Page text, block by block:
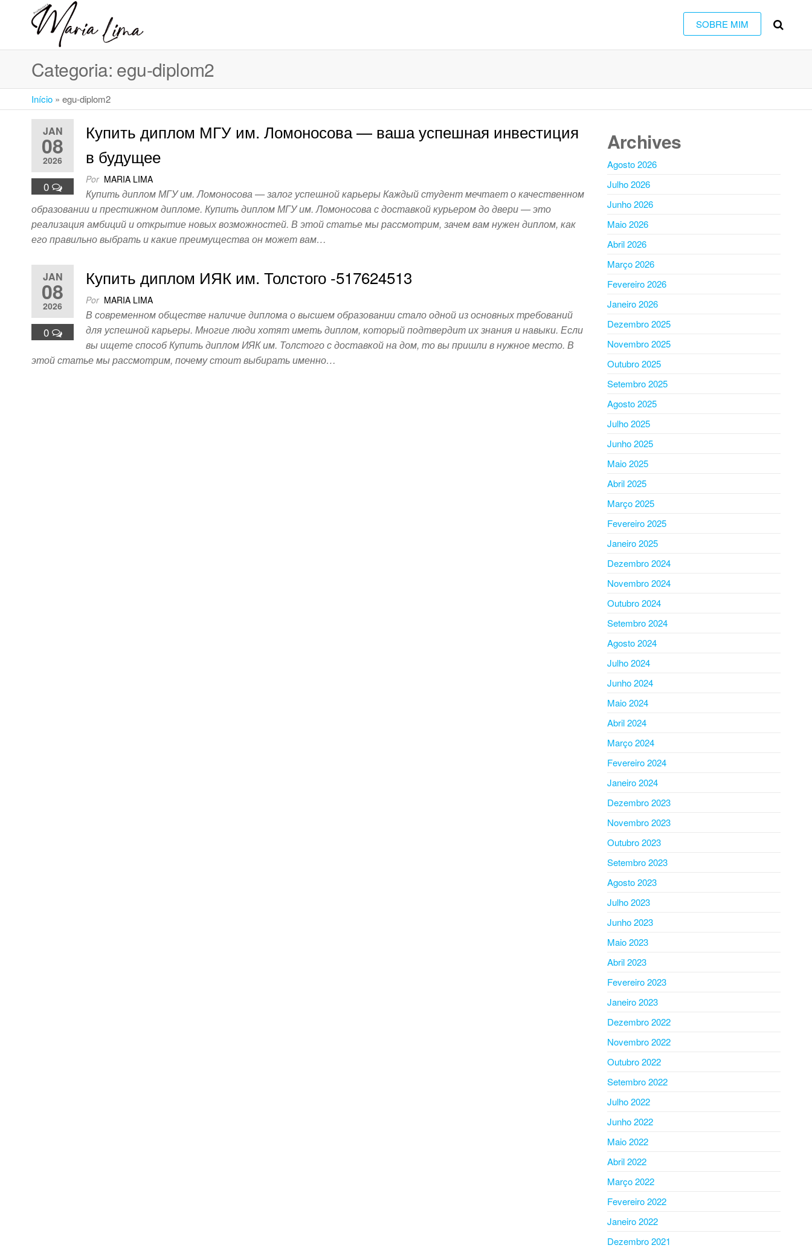
content
Maria Lima
faculdade
SOBRE MIM
Categoria: egu-diplom2
Início » egu-diplom2
JAN
08
2026
0
Купить диплом МГУ им. Ломоносова — ваша успешная инвестиция
в будущее
Por MARIA LIMA
Купить диплом МГУ им. Ломоносова — залог успешной карьеры Каждый студент мечтает о качественном
образовании и престижном дипломе. Купить диплом МГУ им. Ломоносова с доставкой курьером до двери — это
реализация амбиций и открытие новых возможностей. В этой статье мы рассмотрим, зачем вам нужен диплом, как
его правильно выбрать и какие преимущества он может вам…
JAN
08
2026
0
Купить диплом ИЯК им. Толстого -517624513
Por MARIA LIMA
В современном обществе наличие диплома о высшем образовании стало одной из основных требований
для успешной карьеры. Многие люди хотят иметь диплом, который подтвердит их знания и навыки. Если
вы ищете способ Купить диплом ИЯК им. Толстого с доставкой на дом, то вы пришли в нужное место. В
этой статье мы рассмотрим, почему стоит выбирать именно…
Archives
Agosto 2026
Julho 2026
Junho 2026
Maio 2026
Abril 2026
Março 2026
Fevereiro 2026
Janeiro 2026
Dezembro 2025
Novembro 2025
Outubro 2025
Setembro 2025
Agosto 2025
Julho 2025
Junho 2025
Maio 2025
Abril 2025
Março 2025
Fevereiro 2025
Janeiro 2025
Dezembro 2024
Novembro 2024
Outubro 2024
Setembro 2024
Agosto 2024
Julho 2024
Junho 2024
Maio 2024
Abril 2024
Março 2024
Fevereiro 2024
Janeiro 2024
Dezembro 2023
Novembro 2023
Outubro 2023
Setembro 2023
Agosto 2023
Julho 2023
Junho 2023
Maio 2023
Abril 2023
Fevereiro 2023
Janeiro 2023
Dezembro 2022
Novembro 2022
Outubro 2022
Setembro 2022
Julho 2022
Junho 2022
Maio 2022
Abril 2022
Março 2022
Fevereiro 2022
Janeiro 2022
Dezembro 2021